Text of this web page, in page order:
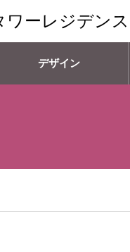
ワーレジデンス
デザイン